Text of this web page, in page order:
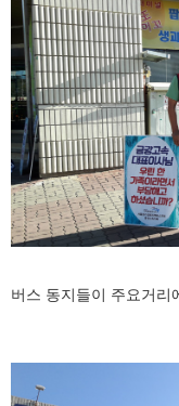
버스 동지들이 주요거리